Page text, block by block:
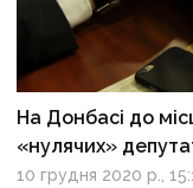
На Донбасі до
«нулячих»
10 грудня 2020 р.,